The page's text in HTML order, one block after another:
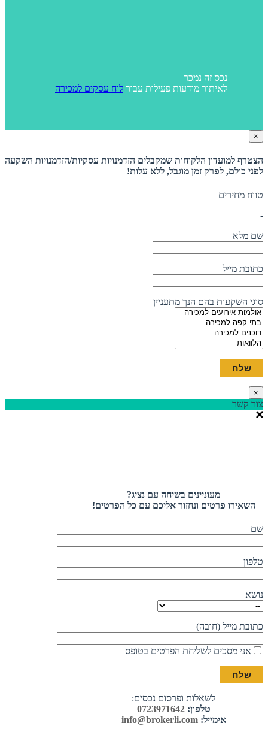
נכס זה נמכר
לאיתור מודעות פעילות עבור לוח עסקים למכירה
×
הצטרף למועדון הלקוחות שמקבלים הזדמנויות עסקיות/הזדמנויות השקעה
לפני כולם, לפרק זמן מוגבל, ללא עלות!
טווח מחירים
-
שם מלא
כתובת מייל
סוגי השקעות בהם הנך מתעניין
×
צור קשר
מעוניינים בשיחה עם נציג?
השאירו פרטים ונחזור אליכם עם כל הפרטים!
שם
טלפון
נושא
כתובת מייל (חובה)
אני מסכים לשליחת הפרטים בטופס
לשאלות ופרסום נכסים:
טלפון:0723971642
אימייל:info@brokerli.com